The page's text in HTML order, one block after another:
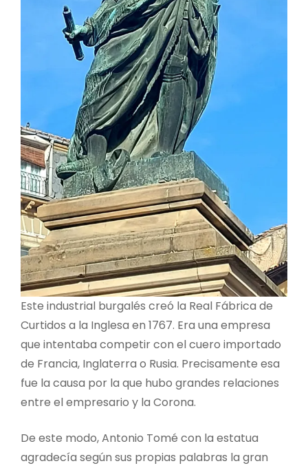
Este industrial burgalés creó la Real Fábrica de
Curtidos a la Inglesa en 1767. Era una empresa
que intentaba competir con el cuero importado
de Francia, Inglaterra o Rusia. Precisamente esa
fue la causa por la que hubo grandes relaciones
entre el empresario y la Corona.
De este modo, Antonio Tomé con la estatua
agradecía según sus propias palabras la gran